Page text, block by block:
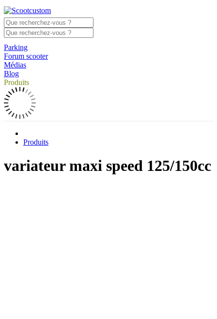
Parking
Forum scooter
Médias
Blog
Produits
Produits
variateur maxi speed 125/150cc